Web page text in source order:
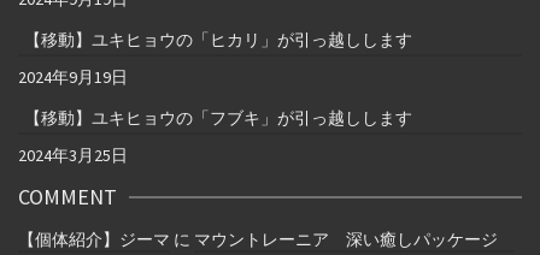
【移動】ユキヒョウの「ヒカリ」が引っ越しします
2024年9月19日
【移動】ユキヒョウの「フブキ」が引っ越しします
2024年3月25日
COMMENT
【個体紹介】ジーマ に マウントレーニア 深い癒しパッケージ